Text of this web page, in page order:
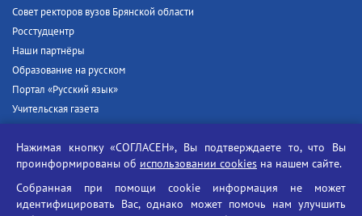
Совет ректоров вузов Брянской области
Росстудцентр
Наши партнёры
Образование на русском
Портал «Русский язык»
Учительская газета
Единый портал государственных услуг
Противодействие угрозам информационной безопасности
Нажимая кнопку «СОГЛАСЕН», Вы подтверждаете то, что Вы
проинформированы об использовании cookies на нашем сайте.
Собранная при помощи cookie информация не может
идентифицировать Вас, однако может помочь нам улучшить